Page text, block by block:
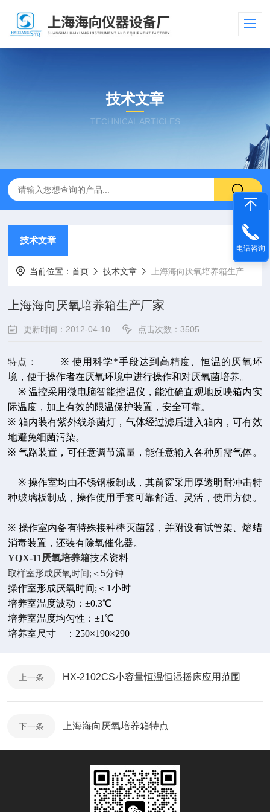
技术文章
TECHNICAL ARTICLES
技术文章
当前位置：首页 技术文章 上海海向厌氧培养箱生产厂家
上海海向厌氧培养箱生产厂家
更新时间：2012-04-10 点击次数：3505
特点： ※ 使用科学*手段达到高精度、恒温的厌氧环
境，便于操作者在厌氧环境中进行操作和对厌氧菌培养。
※ 温控采用微电脑智能控温仪，能准确直观地反映箱内实
际温度，加上有效的限温保护装置，安全可靠。
※ 箱内装有紫外线杀菌灯，气体经过滤后进入箱内，可有效
地避免细菌污染。
※ 气路装置，可任意调节流量，能任意输入各种所需气体。
※ 操作室均由不锈钢板制成，其前窗采用厚透明耐冲击特
种玻璃板制成，操作使用手套可靠舒适、灵活，使用方便。
※ 操作室内备有特殊接种棒灭菌器，并附设有试管架、熔蜡
消毒装置，还装有除氧催化器。
YQX-11厌氧培养箱技术资料
取样室形成厌氧时间;＜5分钟
操作室形成厌氧时间;＜1小时
培养室温度波动：±0.3℃
培养室温度均匀性：±1℃
培养室尺寸 ：250×190×290
上一条 HX-2102CS小容量恒温恒湿摇床应用范围
下一条 上海海向厌氧培养箱特点
电话咨询